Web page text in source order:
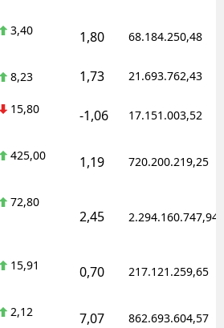
3,40 1,80 68.184.250,48
8,23 1,73 21.693.762,43
15,80 -1,06 17.151.003,52
425,00 1,19 720.200.219,25
72,80
2,45 2.294.160.747,94
15,91 0,70 217.121.259,65
2,12 7,07 862.693.604,57